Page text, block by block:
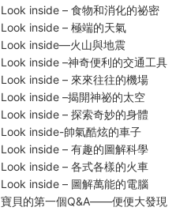
Look inside – 食物和消化的祕密
Look inside – 極端的天氣
Look inside—火山與地震
Look inside –神奇便利的交通工具
Look inside – 來來往往的機場
Look inside –揭開神祕的太空
Look inside – 探索奇妙的身體
Look inside-帥氣酷炫的車子
Look inside – 有趣的圖解科學
Look inside – 各式各樣的火車
Look inside – 圖解萬能的電腦
寶貝的第一個Q&A――便便大發現